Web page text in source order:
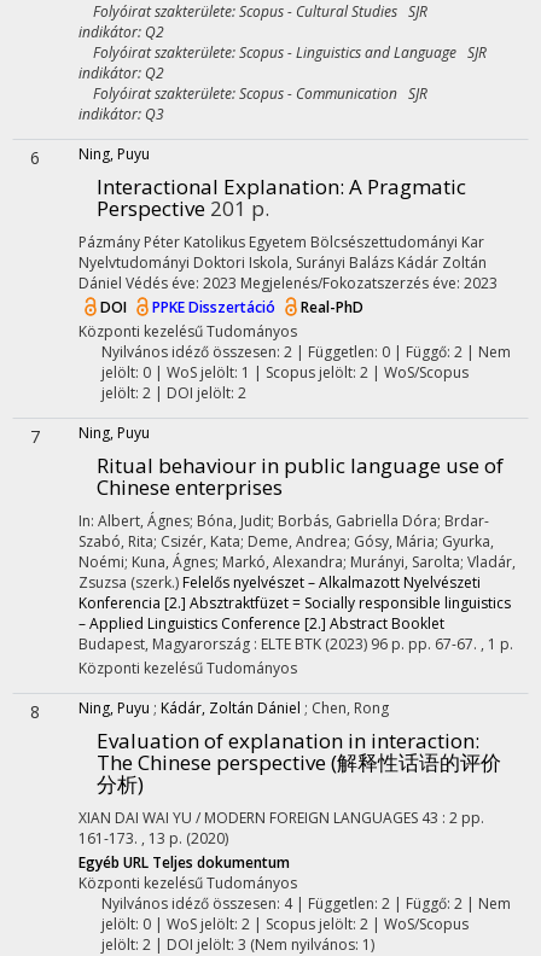
Folyóirat szakterülete: Scopus - Cultural Studies SJR
indikátor: Q2
Folyóirat szakterülete: Scopus - Linguistics and Language SJR
indikátor: Q2
Folyóirat szakterülete: Scopus - Communication SJR
indikátor: Q3
6 Ning, Puyu
Interactional Explanation: A Pragmatic
Perspective 201 p.
Pázmány Péter Katolikus Egyetem Bölcsészettudományi Kar
Nyelvtudományi Doktori Iskola, Surányi Balázs Kádár Zoltán
Dániel Védés éve: 2023 Megjelenés/Fokozatszerzés éve: 2023
DOI
PPKE Disszertáció
Real-PhD
Központi kezelésűTudományos
Nyilvános idéző összesen: 2| Független: 0 | Függő: 2 | Nem
jelölt: 0 | WoS jelölt: 1 | Scopus jelölt: 2 | WoS/Scopus
jelölt: 2 | DOI jelölt: 2
7 Ning, Puyu
Ritual behaviour in public language use of
Chinese enterprises
In: Albert, Ágnes; Bóna, Judit; Borbás, Gabriella Dóra; Brdar-
Szabó, Rita; Csizér, Kata; Deme, Andrea; Gósy, Mária; Gyurka,
Noémi; Kuna, Ágnes; Markó, Alexandra; Murányi, Sarolta; Vladár,
Zsuzsa (szerk.) Felelős nyelvészet – Alkalmazott Nyelvészeti
Konferencia [2.] Absztraktfüzet = Socially responsible linguistics
– Applied Linguistics Conference [2.] Abstract Booklet
Budapest, Magyarország : ELTE BTK (2023) 96 p. pp. 67-67. , 1 p.
Központi kezelésűTudományos
8 Ning, Puyu ; Kádár, Zoltán Dániel ; Chen, Rong
Evaluation of explanation in interaction:
The Chinese perspective (解释性话语的评价
分析)
XIAN DAI WAI YU / MODERN FOREIGN LANGUAGES 43 : 2 pp.
161-173. , 13 p. (2020)
Egyéb URL Teljes dokumentum
Központi kezelésűTudományos
Nyilvános idéző összesen: 4| Független: 2 | Függő: 2 | Nem
jelölt: 0 | WoS jelölt: 2 | Scopus jelölt: 2 | WoS/Scopus
jelölt: 2 | DOI jelölt: 3 (Nem nyilvános: 1)